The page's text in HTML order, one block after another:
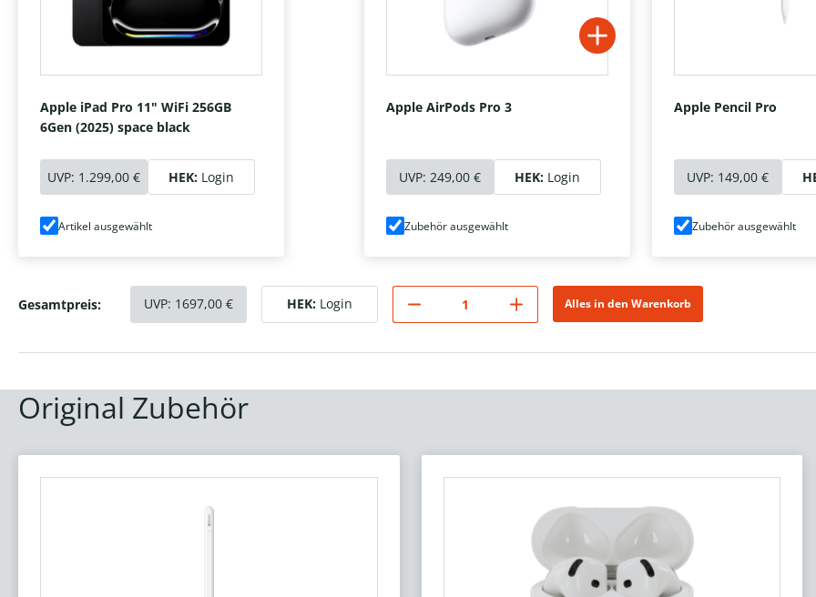
Apple iPad Pro 11" WiFi 256GB
6Gen (2025) space black
UVP: 1.299,00 € HEK: Login
Artikel ausgewählt
Apple AirPods Pro 3
UVP: 249,00 € HEK: Login
Zubehör ausgewählt
Apple Pencil Pro
UVP: 149,00 €
Zubehör ausgewählt
Gesamtpreis: UVP: 1697,00 € HEK: Login Alles in den Warenkorb
Original Zubehör